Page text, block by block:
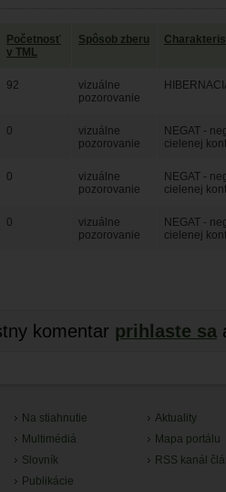
Početnosť
v TML
Spôsob zberu
92
vizuálne
pozorovanie
0
vizuálne
pozorovanie
NEGAT -
cielenej
0
vizuálne
pozorovanie
NEGAT -
cielenej
0
vizuálne
pozorovanie
NEGAT -
cielenej
komentar prihlaste sa
Na stiahnutie
Multimédiá
Slovník
Publikácie
Aktuality
Mapa portálu
RSS kanál